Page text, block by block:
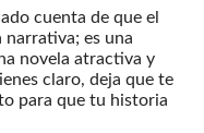
cuenta de que el
es una
novela atractiva y
claro, deja que te
para que tu historia